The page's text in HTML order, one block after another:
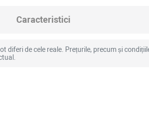
Caracteristici
de cele reale. Prețurile, precum și